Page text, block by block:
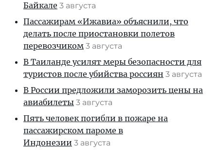
Байкале 3 августа
Пассажирам «Ижавиа» объяснили, что
делать после приостановки полетов
перевозчиком 3 августа
В Таиланде усилят меры безопасности для
туристов после убийства россиян 3 августа
В России предложили заморозить цены на
авиабилеты 3 августа
Пять человек погибли в пожаре на
пассажирском пароме в
Индонезии 3 августа